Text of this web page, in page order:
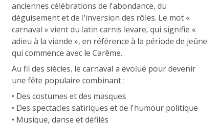
anciennes célébrations de l'abondance, du
déguisement et de l'inversion des rôles. Le mot «
carnaval » vient du latin carnis levare, qui signifie «
adieu à la viande », en référence à la période de jeûne
qui commence avec le Carême.
Au fil des siècles, le carnaval a évolué pour devenir
une fête populaire combinant :
• Des costumes et des masques
• Des spectacles satiriques et de l'humour politique
• Musique, danse et défilés